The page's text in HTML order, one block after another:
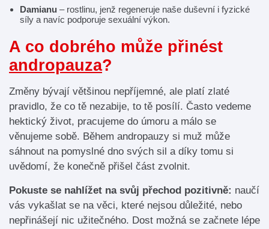
Damianu – rostlinu, jenž regeneruje naše duševní i fyzické
síly a navíc podporuje sexuální výkon.
A co dobrého může přinést
andropauza?
Změny bývají většinou nepříjemné, ale platí zlaté
pravidlo, že co tě nezabije, to tě posílí. Často vedeme
hektický život, pracujeme do úmoru a málo se
věnujeme sobě. Během andropauzy si muž může
sáhnout na pomyslné dno svých sil a díky tomu si
uvědomí, že konečně přišel část zvolnit.
Pokuste se nahlížet na svůj přechod pozitivně: naučí
vás vykašlat se na věci, které nejsou důležité, nebo
nepřinášejí nic užitečného. Dost možná se začnete lépe